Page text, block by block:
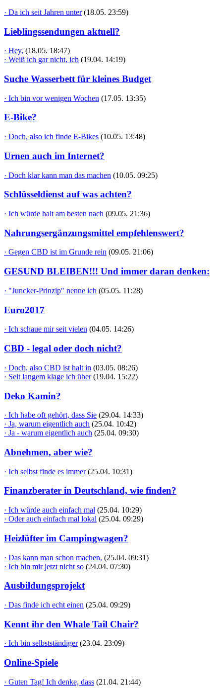
· Da ich seit Jahren unter (18.05. 23:59)
Lieblingssendungen aktuell?
· Hey, (18.05. 18:47)
· Weiß ich gar nicht, ich (19.04. 14:19)
Suche Wasserbett für kleines Budget
· Ich bin vor wenigen Wochen (17.05. 13:35)
E-Bike?
· Doch, also ich finde E-Bikes (10.05. 13:48)
Urnen auch im Internet?
· Doch klar kann man das machen (10.05. 09:25)
Schlüsseldienst auf was achten?
· Ich würde halt am besten nach (09.05. 21:36)
Nahrungsergänzungsmittel empfehlenswert?
· Gegen CBD ist im Grunde rein (09.05. 21:06)
GESUND BLEIBEN!!! Und immer daran denken:
· "Juncker-Prinzip" nenne ich (05.05. 11:28)
Euro2017
· Ich schaue mir seit vielen (04.05. 14:26)
CBD - legal oder doch nicht?
· Doch, also CBD ist halt in (03.05. 08:26)
· Seit langem klage ich über (19.04. 15:22)
Deko Kamin?
· Ich habe oft gehört, dass Sie (29.04. 14:33)
· Ja, warum eigentlich auch (25.04. 10:42)
· Ja - warum eigentlich auch (25.04. 09:30)
Abnehmen, aber wie?
· Ich selbst finde es immer (25.04. 10:31)
Finanzberater in Deutschland, wie finden?
· Ich würde auch einfach mal (25.04. 10:29)
· Oder auch einfach mal lokal (25.04. 09:29)
Heizlüfter im Campingwagen?
· Das kann man schon machen, (25.04. 09:31)
· Ich bin mir jetzt nicht so (24.04. 07:30)
Ausbildungsprojekt
· Das finde ich echt einen (25.04. 09:29)
Kennt ihr den Whale Tail Chair?
· Ich bin selbstständiger (23.04. 23:09)
Online-Spiele
· Guten Tag! Ich denke, dass (21.04. 21:44)